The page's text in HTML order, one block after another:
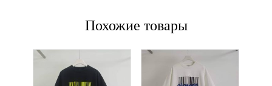
Похожие товары